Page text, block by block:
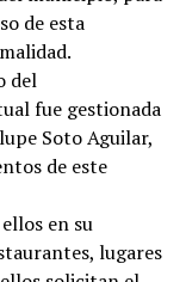
de esta
del
fue gestionada
Soto Aguilar,
de este
en su
lugares